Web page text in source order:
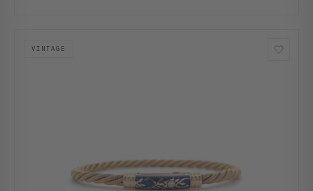
VINTAGE